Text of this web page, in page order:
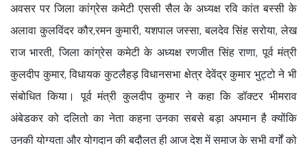
अवसर पर जिला कांग्रेस कमेटी एससी सैल के अध्यक्ष रवि कांत बस्सी के
अलावा कुलविंदर कौर,रमन कुमारी, यशपाल जस्सा, बलदेव सिंह सरोया, लेख
राज भारती, जिला कांग्रेस कमेटी के अध्यक्ष रणजीत सिंह राणा, पूर्व मंत्री
कुलदीप कुमार, विधायक कुटलैहड़ विधानसभा क्षेत्र देवेंद्र कुमार भुट्टो ने भी
संबोधित किया। पूर्व मंत्री कुलदीप कुमार ने कहा कि डॉक्टर भीमराव
अंबेडकर को दलितो का नेता कहना उनका सबसे बड़ा अपमान है क्योंकि
उनकी योग्यता और योगदान की बदौलत ही आज देश में समाज के सभी वर्गों को